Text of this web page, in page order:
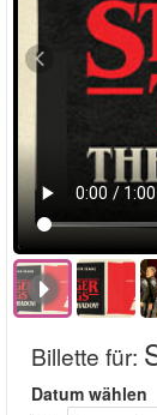
Billette für:
Datum wählen